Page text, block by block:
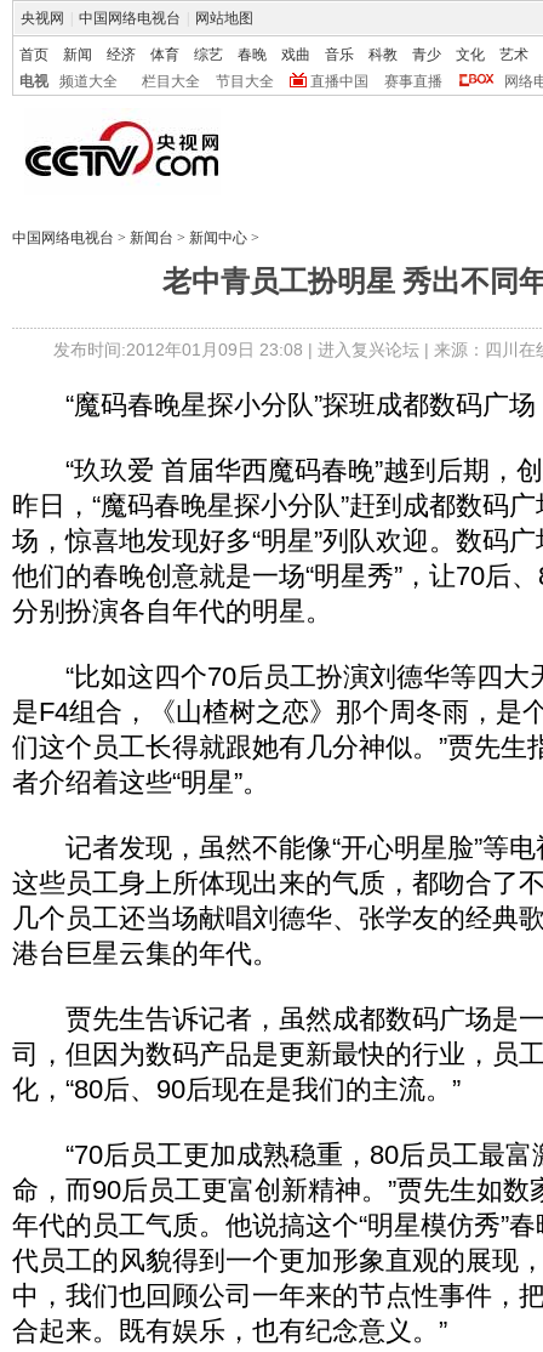
央视网 中国网络电视台 网站地图
首页 新闻 经济 体育 综艺 春晚 戏曲 音乐 科教 青少 文化
艺术
电视
频道大全 栏目大全 节目大全 直播中国 赛事直播 网络
中国网络电视台 > 新闻台 > 新闻中心 >
老中青员工扮明星 秀出不同
发布时间:2012年01月09日 23:08 | 进入复兴论坛 | 来源：四川
“魔码春晚星探小分队”探班成都数码广场
“玖玖爱 首届华西魔码春晚”越到后期，
昨日，“魔码春晚星探小分队”赶到成都数码
场，惊喜地发现好多“明星”列队欢迎。数码
他们的春晚创意就是一场“明星秀”，让70后
分别扮演各自年代的明星。
“比如这四个70后员工扮演刘德华等四大
是F4组合，《山楂树之恋》那个周冬雨，是
们这个员工长得就跟她有几分神似。”贾先生
者介绍着这些“明星”。
记者发现，虽然不能像“开心明星脸”等电
这些员工身上所体现出来的气质，都吻合了
几个员工还当场献唱刘德华、张学友的经典
港台巨星云集的年代。
贾先生告诉记者，虽然成都数码广场是
司，但因为数码产品是更新最快的行业，员
化，“80后、90后现在是我们的主流。”
“70后员工更加成熟稳重，80后员工最富
命，而90后员工更富创新精神。”贾先生如数
年代的员工气质。他说搞这个“明星模仿秀”
代员工的风貌得到一个更加形象直观的展现
中，我们也回顾公司一年来的节点性事件，
合起来。既有娱乐，也有纪念意义。”